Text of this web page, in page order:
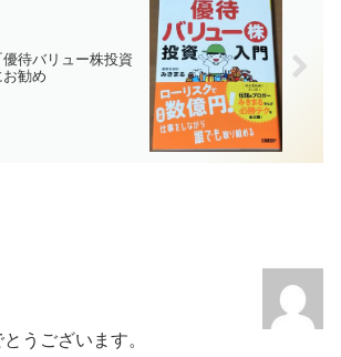
待バリュー株投資
お勧め
うございます。